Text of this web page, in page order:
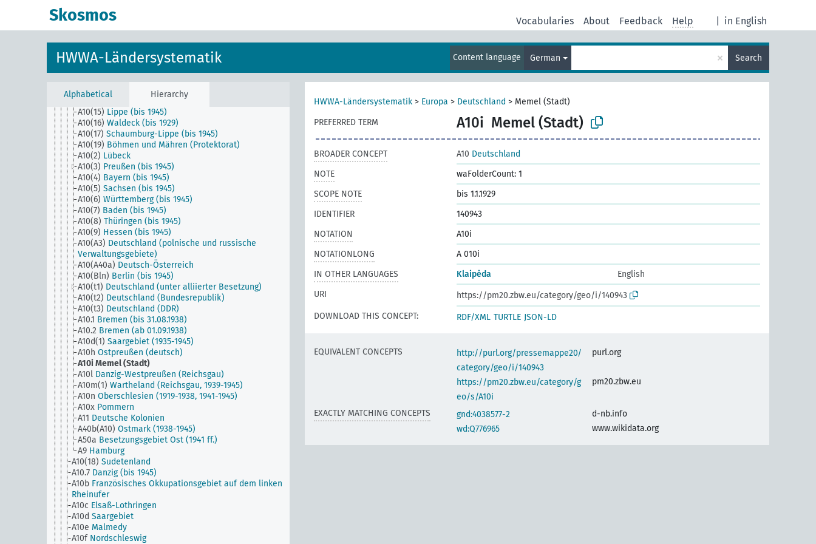
Skosmos in English
Vocabularies About Feedback Help
HWWA-Ländersystematik Content language German × Search
Alphabetical Hierarchy
AG HWWA-Ländersystematik
A10(10)
Mecklenburg-Schwerin (bis 1934)
Mecklenburg-Strelitz (bis 1934)
A10(13) Braunschweig (bis 1945)
A10(15) Lippe (bis 1945)
A10(16) Waldeck (bis 1929)
A10(17) Schaumburg-Lippe (bis 1945)
A10(19) Böhmen und Mähren (Protektorat)
A10(2) Lübeck
A10(3) Preußen (bis 1945)
A10(4) Bayern (bis 1945)
A10(5) Sachsen (bis 1945)
A10(6) Württemberg (bis 1945)
A10(7) Baden (bis 1945)
A10(8) Thüringen (bis 1945)
A10(9) Hessen (bis 1945)
A10(A3) Deutschland (polnische und russische
Verwaltungsgebiete)
A10(A40a) Deutsch-Österreich
A10(Bln) Berlin (bis 1945)
A10(t1) Deutschland (unter alliierter Besetzung)
A10(t2) Deutschland (Bundesrepublik)
A10(t3) Deutschland (DDR)
A10.1 Bremen (bis 31.08.1938)
A10.2 Bremen (ab 01.09.1938)
A10d(1) Saargebiet (1935-1945)
A10h Ostpreußen (deutsch)
A10iMemel (Stadt)
A10l Danzig-Westpreußen (Reichsgau)
A10m(1) Wartheland (Reichsgau, 1939-1945)
A10n Oberschlesien (1919-1938, 1941-1945)
A10x Pommern
A11 Deutsche Kolonien
A40b(A10) Ostmark (1938-1945)
A50a Besetzungsgebiet Ost (1941 ff.)
A9 Hamburg
A10(18) Sudetenland
A10.7 Danzig (bis 1945)
A10b Französisches Okkupationsgebiet auf dem linken
Rheinufer
A10c Elsaß-Lothringen
A10d Saargebiet
A10e Malmedy
A10f Nordschleswig
HWWA-Ländersystematik > Europa > Deutschland > Memel (Stadt)
PREFERRED TERM
A10i Memel (Stadt)
BROADER CONCEPT A10 Deutschland
NOTE
waFolderCount: 1
SCOPE NOTE
bis 1.1.1929
IDENTIFIER
140943
NOTATION
A10i
NOTATIONLONG
A 010i
IN OTHER LANGUAGES
Klaipėda
English
URI
https://pm20.zbw.eu/category/geo/i/140943
DOWNLOAD THIS CONCEPT:
RDF/XML TURTLE JSON-LD
EQUIVALENT CONCEPTS
http://purl.org/pressemappe20/
category/geo/i/140943
purl.org
https://pm20.zbw.eu/category/g
eo/s/A10i
pm20.zbw.eu
EXACTLY MATCHING CONCEPTS gnd:4038577-2
d-nb.info
wd:Q776965
www.wikidata.org